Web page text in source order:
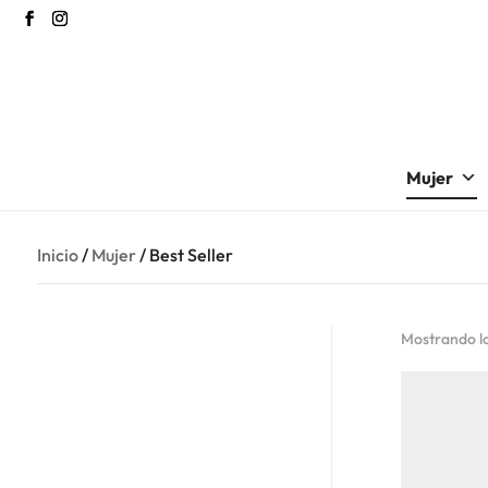
Mujer
Inicio/ Mujer/ Best Seller
Mostrando